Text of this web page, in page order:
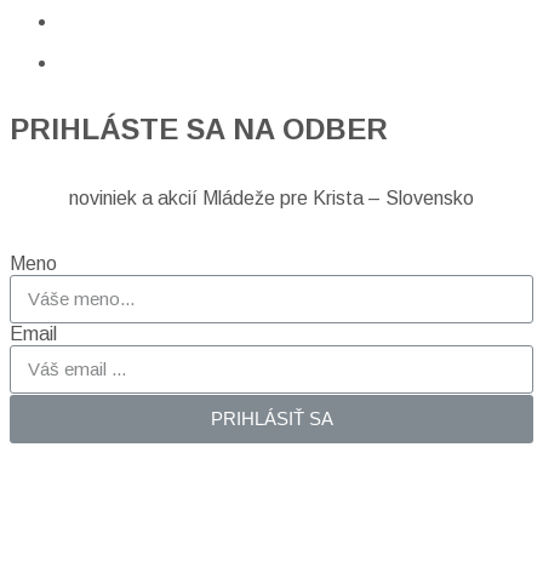
PRIHLÁSTE SA NA ODBER
noviniek a akcií Mládeže pre Krista – Slovensko
Meno
Email
PRIHLÁSIŤ SA